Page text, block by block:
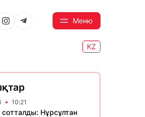
Меню
KZ
10:21
Нұрсұлтан